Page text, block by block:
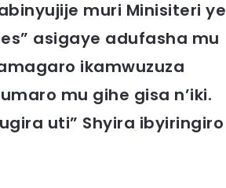
muri Minisiteri ye
asigaye adufasha mu
ikamwuzuza
mu gihe gisa n’iki.
uti” Shyira ibyiringiro